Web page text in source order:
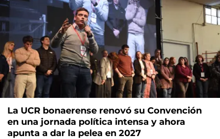
La UCR bonaerense renovó su Convención
en una jornada política intensa y ahora
apunta a dar la pelea en 2027